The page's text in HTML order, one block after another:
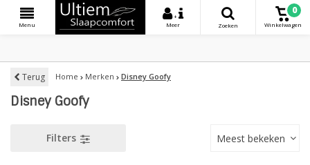
Menu
+
Meer
Zoeken
0
Winkelwagen
Terug Home Merken Disney Goofy
Disney Goofy
Filters Meest bekeken